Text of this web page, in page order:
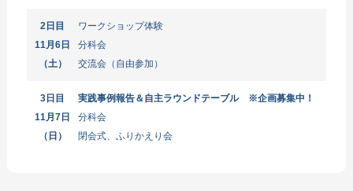
2日目
11月6日
（土）
ワークショップ体験
分科会
交流会（自由参加）
3日目
11月7日
（日）
実践事例報告＆自主ラウンドテーブル ※企画募集中！
分科会
閉会式、ふりかえり会